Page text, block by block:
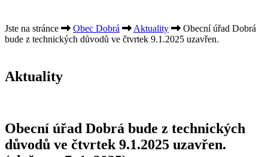
Jste na stránce Obec Dobrá Aktuality
Obecní úřad Dobrá
bude z technických důvodů ve čtvrtek 9.1.2025 uzavřen.
Aktuality
Obecní úřad Dobrá bude z technických
důvodů ve čtvrtek 9.1.2025 uzavřen.